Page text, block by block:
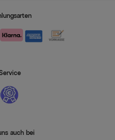
auch bei